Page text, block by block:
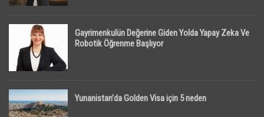
Gayrimenkulün Değerine Giden Yolda Yapay Zeka Ve
Robotik Öğrenme Başlıyor
Yunanistan’da Golden Visa için 5 neden